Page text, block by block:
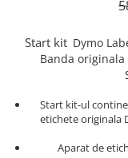
Etichete cabluri
Etichete Aimo
Etichete Aimo
Etichete bijuterii
Batoane silicon
Batoane silicon
Batoane silicon PVC/
Batoane silicon
Duze pentru
Truse de chei WERA
electrieni
Extractor conectori
Instrumente
Pompe aspirator
Start kit Dymo
Banda
Start kit-ul
etichete originala
Aparat de